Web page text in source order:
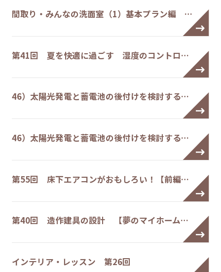
間取り・みんなの洗面室（1）基本プラン編 …
第41回 夏を快適に過ごす 湿度のコントロ…
46）太陽光発電と蓄電池の後付けを検討する…
46）太陽光発電と蓄電池の後付けを検討する…
第55回 床下エアコンがおもしろい！【前編…
第40回 造作建具の設計 【夢のマイホーム…
インテリア・レッスン 第26回